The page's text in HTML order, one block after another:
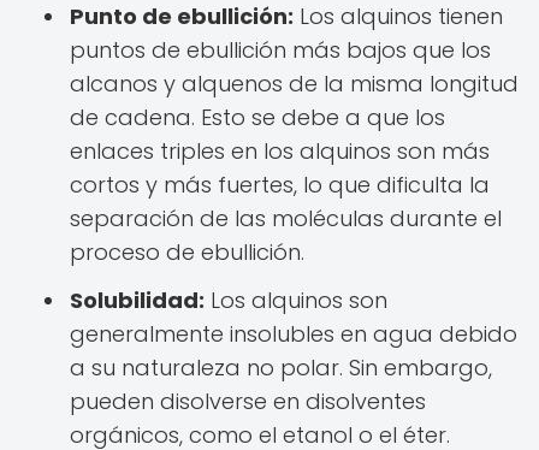
Punto de ebullición: Los alquinos tienen
puntos de ebullición más bajos que los
alcanos y alquenos de la misma longitud
de cadena. Esto se debe a que los
enlaces triples en los alquinos son más
cortos y más fuertes, lo que dificulta la
separación de las moléculas durante el
proceso de ebullición.
Solubilidad: Los alquinos son
generalmente insolubles en agua debido
a su naturaleza no polar. Sin embargo,
pueden disolverse en disolventes
orgánicos, como el etanol o el éter.